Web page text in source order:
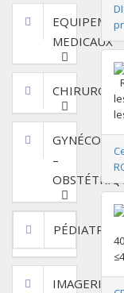
MEDICAUX
CHIRURGIE
–
PÉDIATRIE
IMAGERIE